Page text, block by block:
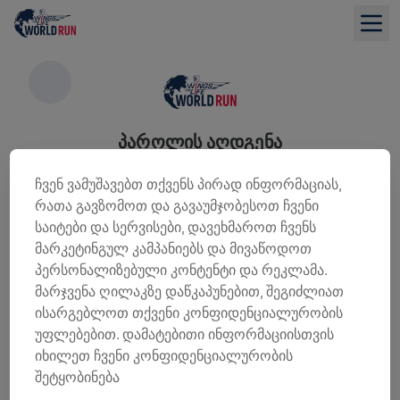
ᲞᲐᲠᲝᲚᲘᲡ ᲐᲦᲓᲒᲔᲜᲐ
გთხოვ, შეიყვანო ელ-ფოსტა, რომელიც გამოიყენე
რეგისტრაციისას
ელფოსტა
ᲞᲐᲠᲝᲚᲘᲡ ᲐᲦᲓᲒᲔᲜᲐ
დაგავიწყდა შენი ელ.ფოსტა?
ჩვენ ვამუშავებთ თქვენს პირად ინფორმაციას,
რათა გავზომოთ და გავაუმჯობესოთ ჩვენი
საიტები და სერვისები, დავეხმაროთ ჩვენს
მარკეტინგულ კამპანიებს და მივაწოდოთ
პერსონალიზებული კონტენტი და რეკლამა.
მარჯვენა ღილაკზე დაწკაპუნებით, შეგიძლიათ
ისარგებლოთ თქვენი კონფიდენციალურობის
უფლებებით. დამატებითი ინფორმაციისთვის
იხილეთ ჩვენი კონფიდენციალურობის
შეტყობინება